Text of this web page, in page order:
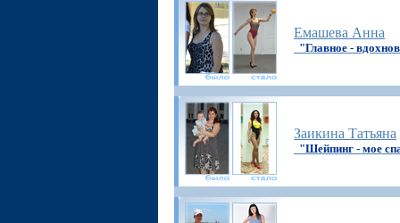
Емашева Анна
"Главное -
Заикина Татьяна
"Шейпинг - мое